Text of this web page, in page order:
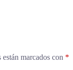
marcados con *